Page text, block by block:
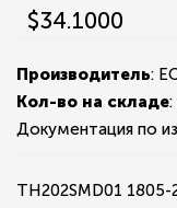
$34.1000
Производитель:
Кол-во на складе:
Документация по
TH202SMD01 1805-